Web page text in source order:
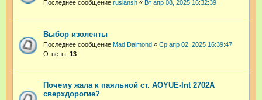
Последнее сообщение ruslansh « Вт апр 08, 2025 16:32:39
Выбор изоленты
Последнее сообщение Mad Daimond « Ср апр 02, 2025 16:39:47
Ответы: 13
Почему жала к паяльной ст. AOYUE-Int 2702A
сверхдорогие?